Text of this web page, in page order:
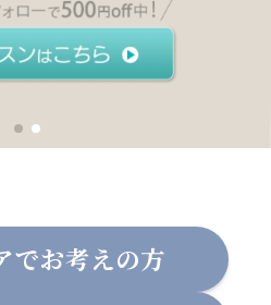
でお考えの方